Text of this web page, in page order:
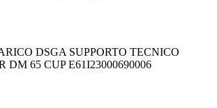
DSGA SUPPORTO TECNICO
DM 65 CUP E61I23000690006